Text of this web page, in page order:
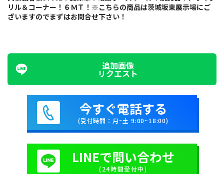
リル＆コーナー！６ＭＴ！※こちらの商品は茨城坂東展示場にご
ざいますのでまずはお問合せ下さい！
追加画像
リクエスト
今すぐ電話する
(受付時間：月~土 9:00~18:00)
LINEで問い合わせ
(24時間受付中)